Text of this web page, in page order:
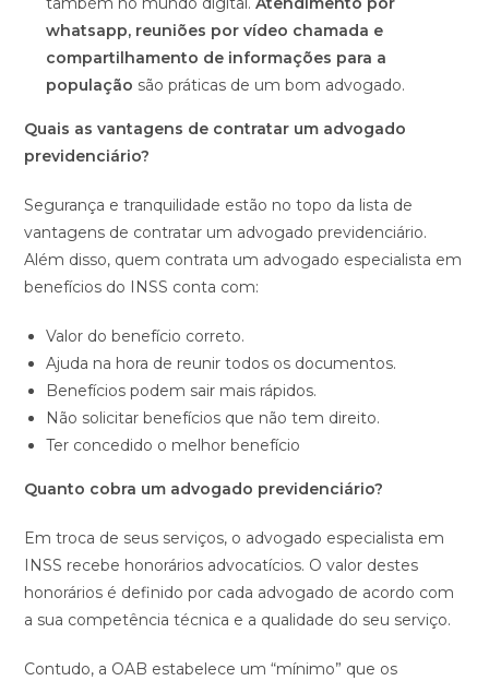
whatsapp, reuniões por vídeo chamada e
compartilhamento de informações para a
população são práticas de um bom advogado.
Quais as vantagens de contratar um advogado
previdenciário?
Segurança e tranquilidade estão no topo da lista de
vantagens de contratar um advogado previdenciário.
Além disso, quem contrata um advogado especialista em
benefícios do INSS conta com:
Valor do benefício correto.
Ajuda na hora de reunir todos os documentos.
Benefícios podem sair mais rápidos.
Não solicitar benefícios que não tem direito.
Ter concedido o melhor benefício
Quanto cobra um advogado previdenciário?
Em troca de seus serviços, o advogado especialista em
INSS recebe honorários advocatícios. O valor destes
honorários é definido por cada advogado de acordo com
a sua competência técnica e a qualidade do seu serviço.
Contudo, a OAB estabelece um “mínimo” que os